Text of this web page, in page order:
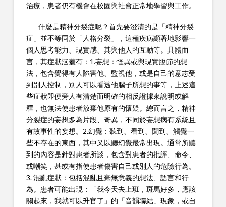
治療，患者仍有機會在校園與社會正常地學習與工作。
什麼是精神分裂症呢？首先要澄清的是「精神分裂
症」並不等同於「人格分裂」，這種疾病顯著地影響一
個人思考能力、現實感、其與他人的互動等。具體而
言，其症狀涵蓋有：1.妄想：怪異或與現實脫節的想
法，包含覺得有人陷害他、監視他，或是自己的意志受
到別人控制，別人可以看透他腦子所想的事等，上述這
些症狀即便旁人有清楚而明確的相反證據來說明或解
釋，也無法使患者放棄他原有的懷疑。總而言之，精神
分裂症的妄想多為片段、奇異，不同於妄想病有系統且
有故事性的妄想。2.幻覺：聽到、看到、聞到、觸覺一
些不存在的東西，其中又以聽幻覺最常出現。通常所聽
到的內容是針對患者所談，包含對患者的批評、命令、
或嘲笑，甚或有指使患者傷害自己或別人的危險行為。
3. 混亂症狀：包括混亂且毫無意義的想法、語言和行
為。患者可能出現：「我今天去上班，斑馬好多，應該
關起來，我就可以升官了」的「音韻聯結」現象，或自